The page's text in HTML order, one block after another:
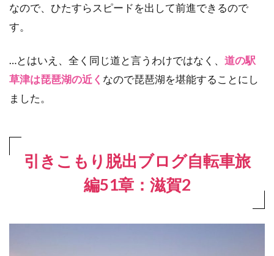
なので、ひたすらスピードを出して前進できるので
す。
…とはいえ、全く同じ道と言うわけではなく、 道の駅
草津は琵琶湖の近く なので琵琶湖を堪能することにし
ました。
引きこもり脱出ブログ自転車旅
編51章：滋賀2